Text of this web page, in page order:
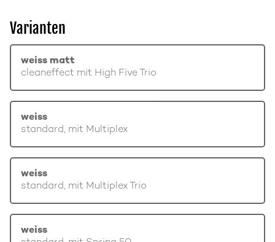
Varianten
weiss matt
cleaneffect mit High Five Trio
weiss
standard, mit Multiplex
weiss
standard, mit Multiplex Trio
weiss